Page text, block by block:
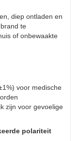
diep ontladen en
te
of onbewaakte
voor medische
zijn voor gevoelige
polariteit